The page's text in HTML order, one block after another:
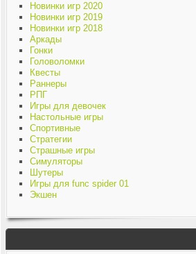
Новинки игр 2020
Новинки игр 2019
Новинки игр 2018
Аркады
Гонки
Головоломки
Квесты
Раннеры
РПГ
Игры для девочек
Настольные игры
Спортивные
Стратегии
Страшные игры
Симуляторы
Шутеры
Игры для func spider 01
Экшен